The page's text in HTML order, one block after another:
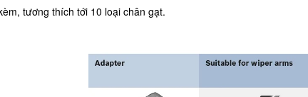
tương thích tới 10 loại chân gạt.